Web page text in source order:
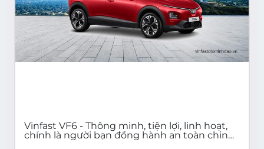
Vinfast VF6 - Thông minh, tiện lợi, linh hoạt,
chính là người bạn đồng hành an toàn chinh